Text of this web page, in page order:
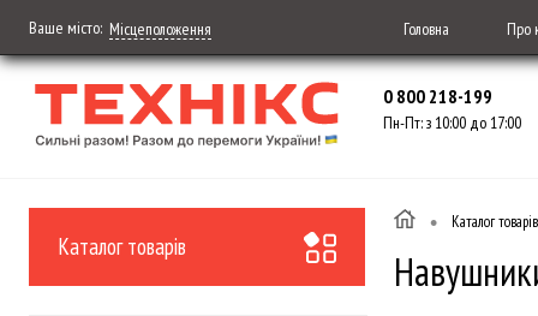
Ваше місто: Місцеположення Головна Про
0 800 218-199
Пн-Пт: з 10:00 до 17:00
Каталог товарів
• Каталог товарів